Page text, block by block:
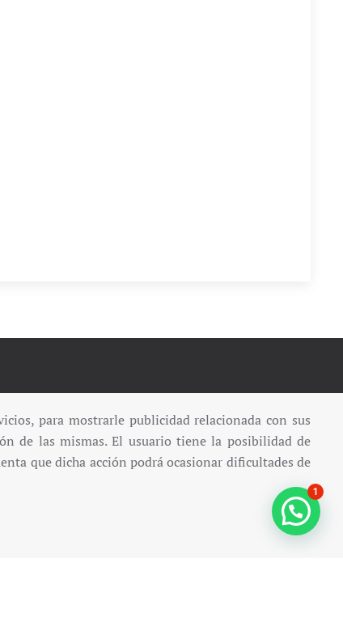
14
Apartamento Ordesa
Apartamento Ara
Apartamento Peña Montañesa
1
para mostrarle publicidad relacionada con sus
de las mismas. El usuario tiene la posibilidad de
que dicha acción podrá ocasionar dificultades de